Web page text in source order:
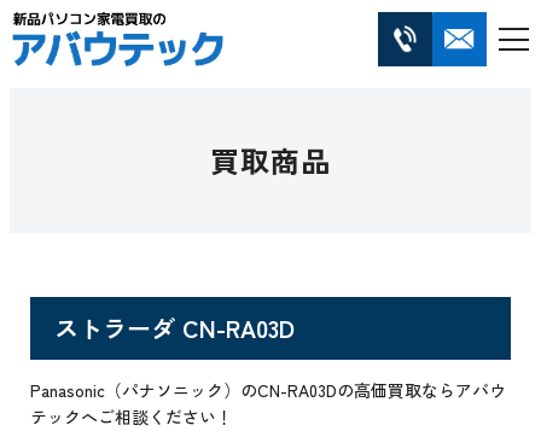
買取商品
ストラーダ CN-RA03D
Panasonic（パナソニック）のCN-RA03Dの高価買取ならアバウ
テックへご相談ください！